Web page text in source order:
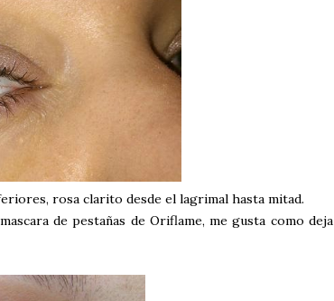
rosa clarito desde el lagrimal hasta mitad.
de pestañas de Oriflame, me gusta como deja